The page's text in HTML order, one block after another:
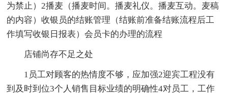
为禁止）2播麦（播麦时间。播麦礼仪。播麦互动。麦稿
的内容）收银员的结账管理（结账前准备结账流程后工
作填写收银日报表）会员卡的办理的流程
店铺尚存不足之处
1员工对顾客的热情度不够，应加强2迎宾工程没有
到及时到位3个人销售目标业绩的明确性4对员工，工作